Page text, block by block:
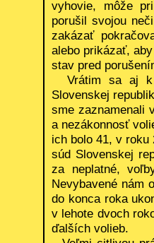
vyhovie, môže
porušil svojou
zakázať
alebo prikázať,
stav pred
Vrátim sa aj k
Slovenskej
sme zaznamenali
a nezákonnosť
ich bolo 41, v roku
súd Slovenskej
za neplatné,
Nevybavené nám
do konca roka
v lehote dvoch
ďalších volieb.